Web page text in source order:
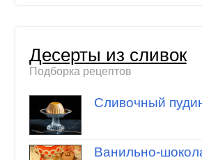
Десерты из сливок
Подборка рецептов
Сливочный
Ванильно-